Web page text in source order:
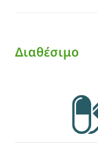
Διαθέσιμο